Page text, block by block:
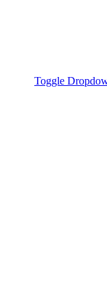
Toggle